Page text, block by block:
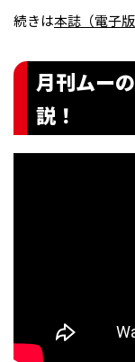
続きは本誌（電子版
月刊ムー
説！